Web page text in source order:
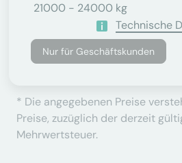
21000 - 24000 kg
Technische
Nur für Geschäftskunden
* Die angegebenen Preise
Preise, zuzüglich der derzeit
Mehrwertsteuer.